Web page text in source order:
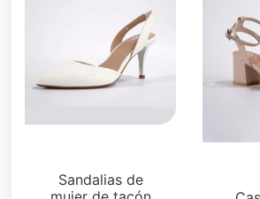
Sandalias de